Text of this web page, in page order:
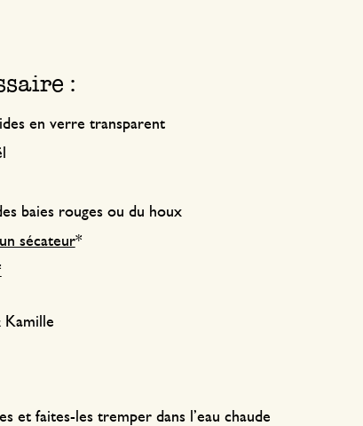
:
en verre transparent
baies rouges ou du houx
sécateur*
Kamille
et faites-les tremper dans l’eau chaude